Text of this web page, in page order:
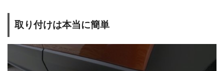
取り付けは本当に簡単